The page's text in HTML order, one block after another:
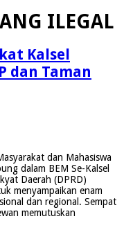
ILEGAL
Kalsel
dan Taman
dan Mahasiswa
dalam BEM Se-Kalsel
Daerah (DPRD)
menyampaikan enam
dan regional. Sempat
memutuskan